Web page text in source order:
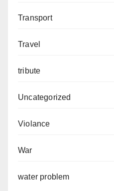
Transport
Travel
tribute
Uncategorized
Violance
War
water problem